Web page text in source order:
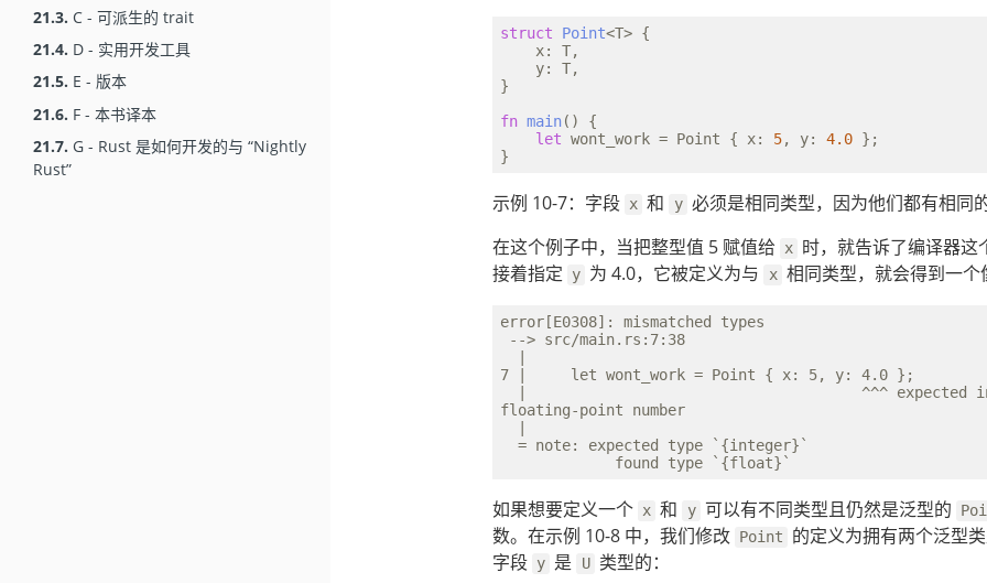
21.3. C - 可派生的 trait
21.4. D - 实用开发工具
21.5. E - 版本
21.6. F - 本书译本
21.7. G - Rust 是如何开发的与 “Nightly
Rust”
struct Point<T> {
    x: T,
    y: T,
}
fn main() {
let wont_work = Point { x: 5, y: 4.0 };
示例 10-7：字段 x 和 y 必须是相同类型，因为他们都有相同
在这个例子中，当把整型值 5 赋值给 x 时，就告诉了编译器这
接着指定
y 为 4.0，它被定义为与 x 相同类型，就会得到一个
error[E0308]: mismatched types
--> src/main.rs:7:38
7 |     let wont_work = Point { x: 5, y: 4.0 };
|                                      ^^^ expected
floating-point number
  = note: expected type `{integer}`
如果想要定义一个 x 和 y 可以有不同类型且仍然是泛型的
数。在示例 10-8 中，我们修改 Point 的定义为拥有两个泛型
字段 y 是 U 类型的：